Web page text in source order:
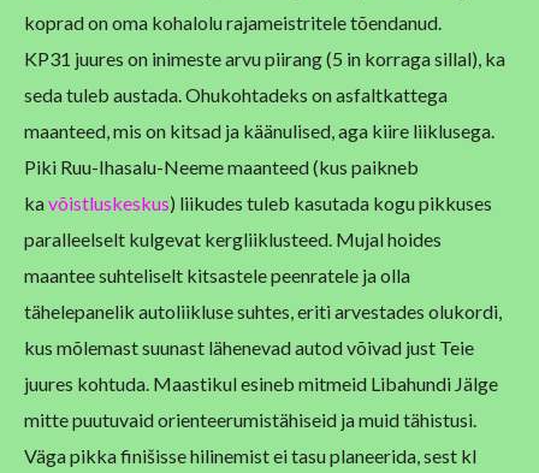
koprad on oma kohalolu rajameistriteletõendanud.
KP31 juures on inimeste arvu piirang (5 in korraga sillal), ka
sedatuleb austada.Ohukohtadeks on asfaltkattega
maanteed, mis on kitsad ja käänulised,aga kiire liiklusega.
Piki Ruu-Ihasalu-Neeme maanteed (kus paikneb
kavõistluskeskus) liikudes tuleb kasutada kogu pikkuses
paralleelselt kulgevat kergliiklusteed. Mujal hoides
maantee suhteliselt kitsastelepeenratele ja olla
tähelepanelik autoliikluse suhtes, eriti arvestades olukordi,
kus mõlemast suunast lähenevad autod võivad just Teie
juures kohtuda. Maastikul esineb mitmeid Libahundi Jälge
mitte puutuvaidorienteerumistähiseid ja muid tähistusi.
Väga pikka finišissehilinemist ei tasu planeerida, sest kl